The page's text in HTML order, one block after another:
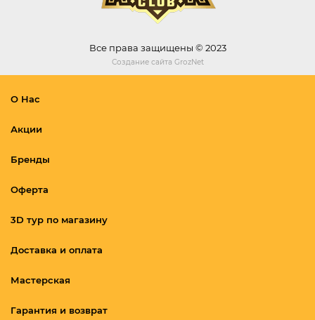
Все права защищены © 2023
Создание сайта GrozNet
О Нас
Акции
Бренды
Оферта
3D тур по магазину
Доставка и оплата
Мастерская
Гарантия и возврат